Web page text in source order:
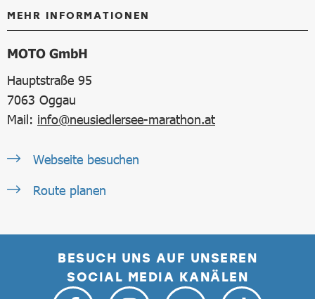
MEHR INFORMATIONEN
MOTO GmbH
Hauptstraße 95
7063 Oggau
Mail: info@neusiedlersee-marathon.at
Webseite besuchen
Route planen
BESUCH UNS AUF UNSEREN
SOCIAL MEDIA KANÄLEN